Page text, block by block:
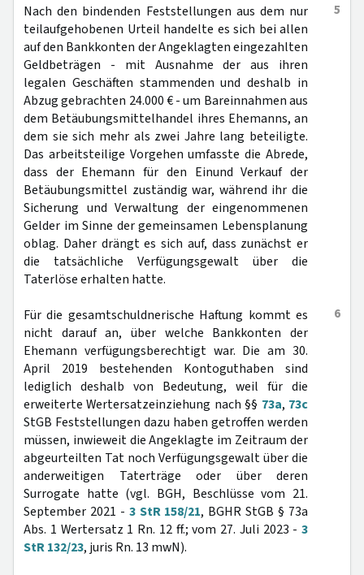
5
Nach den bindenden Feststellungen aus dem nur
teilaufgehobenen Urteil handelte es sich bei allen
auf den Bankkonten der Angeklagten eingezahlten
Geldbeträgen - mit Ausnahme der aus ihren
legalen Geschäften stammenden und deshalb in
Abzug gebrachten 24.000 € - um Bareinnahmen aus
dem Betäubungsmittelhandel ihres Ehemanns, an
dem sie sich mehr als zwei Jahre lang beteiligte.
Das arbeitsteilige Vorgehen umfasste die Abrede,
dass der Ehemann für den Einund Verkauf der
Betäubungsmittel zuständig war, während ihr die
Sicherung und Verwaltung der eingenommenen
Gelder im Sinne der gemeinsamen Lebensplanung
oblag. Daher drängt es sich auf, dass zunächst er
die tatsächliche Verfügungsgewalt über die
Taterlöse erhalten hatte.
6
Für die gesamtschuldnerische Haftung kommt es
nicht darauf an, über welche Bankkonten der
Ehemann verfügungsberechtigt war. Die am 30.
April 2019 bestehenden Kontoguthaben sind
lediglich deshalb von Bedeutung, weil für die
erweiterte Wertersatzeinziehung nach §§ 73a, 73c
StGB Feststellungen dazu haben getroffen werden
müssen, inwieweit die Angeklagte im Zeitraum der
abgeurteilten Tat noch Verfügungsgewalt über die
anderweitigen Taterträge oder über deren
Surrogate hatte (vgl. BGH, Beschlüsse vom 21.
September 2021 - 3 StR 158/21, BGHR StGB § 73a
Abs. 1 Wertersatz 1 Rn. 12 ff.; vom 27. Juli 2023 - 3
StR 132/23, juris Rn. 13 mwN).